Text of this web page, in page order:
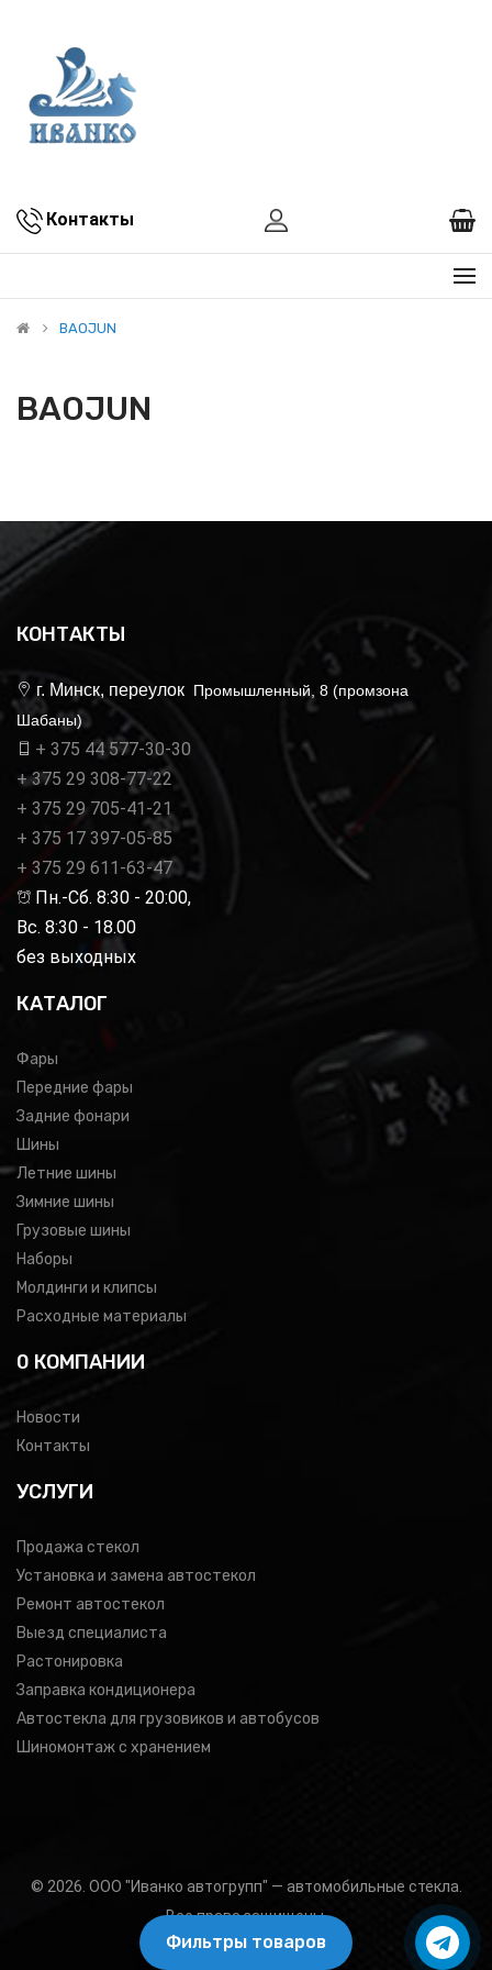
Контакты
Подбор товара
BAOJUN
Фильтры товаров
BAOJUN
КОНТАКТЫ
г. Минск, переулок Промышленный, 8 (промзона
Шабаны)
+ 375 44 577-30-30
+ 375 29 308-77-22
+ 375 29 705-41-21
+ 375 17 397-05-85
+ 375 29 611-63-47
Пн.-Сб. 8:30 - 20:00,
Вс. 8:30 - 18.00
без выходных
КАТАЛОГ
Фары
Передние фары
Задние фонари
Шины
Летние шины
Зимние шины
Грузовые шины
Наборы
Молдинги и клипсы
Расходные материалы
0 КОМПАНИИ
Новости
Контакты
УСЛУГИ
Продажа стекол
Установка и замена автостекол
Ремонт автостекол
Выезд специалиста
Растонировка
Заправка кондиционера
Автостекла для грузовиков и автобусов
Шиномонтаж с хранением
© 2026. ООО "Иванко автогрупп" — автомобильные стекла.
Все права защищены.